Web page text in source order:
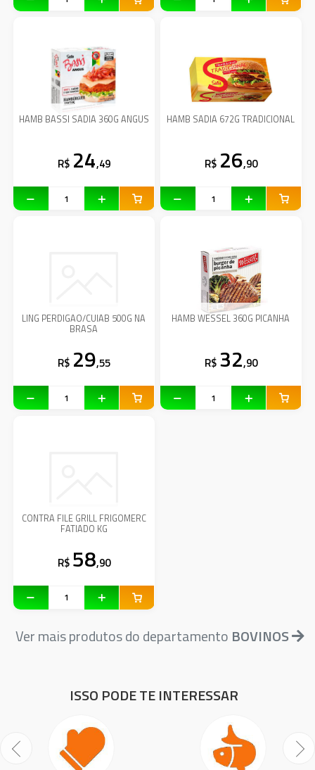
HAMB BASSI SADIA 360G ANGUS
R$ 24,49
HAMB SADIA 672G TRADICIONAL
R$ 26,90
LING PERDIGAO/CUIAB 500G NA
BRASA
R$ 29,55
HAMB WESSEL 360G PICANHA
R$ 32,90
CONTRA FILE GRILL FRIGOMERC
FATIADO KG
R$ 58,90
Ver mais produtos do departamento BOVINOS
ISSO PODE TE INTERESSAR